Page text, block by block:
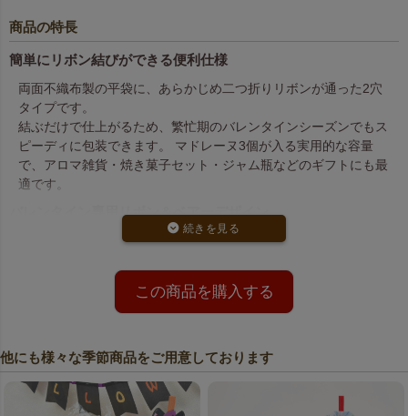
商品の特長
簡単にリボン結びができる便利仕様
両面不織布製の平袋に、あらかじめ二つ折りリボンが通った2穴
タイプです。
結ぶだけで仕上がるため、繁忙期のバレンタインシーズンでもス
ピーディに包装できます。 マドレーヌ3個が入る実用的な容量
で、アロマ雑貨・焼き菓子セット・ジャム瓶などのギフトにも最
適です。
バレンタイン専用リボン＆ベアーデザイン
ピンク色のリボンには「バレンタインデー」「Valentine Day」
さらに可愛いクマのイラストが映えるデザインで、季節感ばっち
りのラッピングが完成します。
チョコレートやお菓子のプレゼントにぴったりの限定仕様です。
国産不織布を使用し、軽くて扱いやすく、しっかりとした質感が
魅力。
プレゼントを上品に見せる、店舗用にもイベント用にも重宝する
この商品を購入する
他にも様々な季節商品をご用意しております